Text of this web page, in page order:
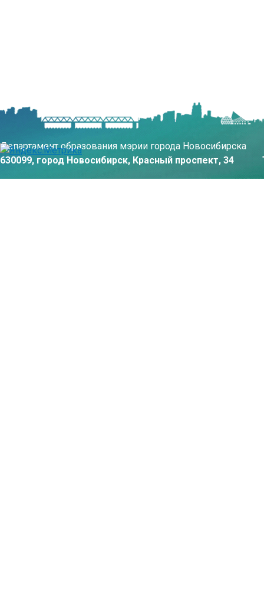
Департамент образования мэрии города Новосибирска
630099, город Новосибирск, Красный проспект, 34